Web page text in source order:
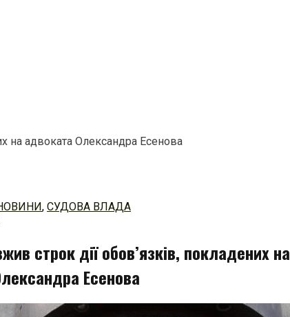
на адвоката Олександра Есенова
, СУДОВА ВЛАДА
строк дії обов’язків, покладених на
Есенова